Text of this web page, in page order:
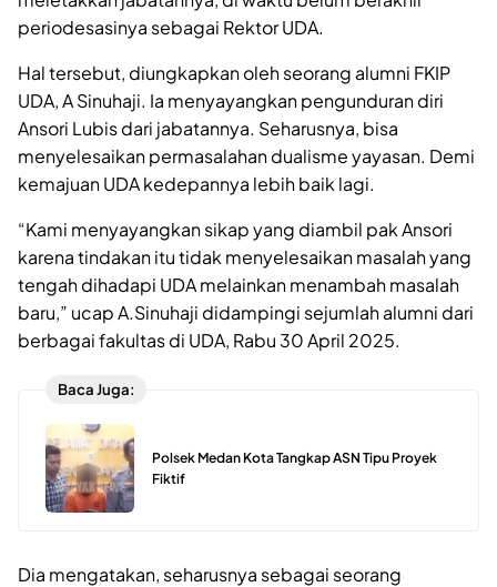
periodesasinya sebagai Rektor UDA.
Hal tersebut, diungkapkan oleh seorang alumni FKIP
UDA, A Sinuhaji. Ia menyayangkan pengunduran diri
Ansori Lubis dari jabatannya. Seharusnya, bisa
menyelesaikan permasalahan dualisme yayasan. Demi
kemajuan UDA kedepannya lebih baik lagi.
“Kami menyayangkan sikap yang diambil pak Ansori
karena tindakan itu tidak menyelesaikan masalah yang
tengah dihadapi UDA melainkan menambah masalah
baru,” ucap A.Sinuhaji didampingi sejumlah alumni dari
berbagai fakultas di UDA, Rabu 30 April 2025.
Baca Juga:
Polsek Medan Kota Tangkap ASN Tipu Proyek
Fiktif
Dia mengatakan, seharusnya sebagai seorang